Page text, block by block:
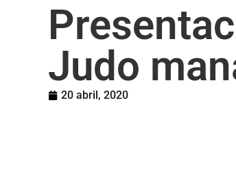
Judo
20 abril, 2020